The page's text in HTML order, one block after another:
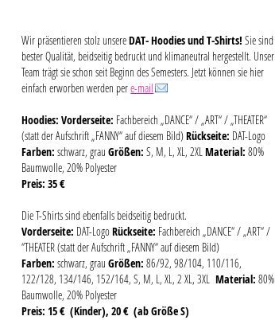
Wir präsentieren stolz unsereDAT- Hoodies und T-Shirts!Sie sind
bester Qualität, beidseitig bedruckt und klimaneutral hergestellt. Unser
Team trägt sie schon seit Beginn des Semesters. Jetzt können sie hier
einfach erworben werden pere-mail
Hoodies: Vorderseite: Fachbereich „DANCE“ / „ART“ / „THEATER“
(statt der Aufschrift „FANNY“ auf diesem Bild)Rückseite: DAT-Logo
Farben: schwarz, grauGrößen: S, M, L, XL, 2XLMaterial:80%
Baumwolle, 20% Polyester
Preis: 35 €
Die T-Shirts sind ebenfalls beidseitig bedruckt.
Vorderseite: DAT-LogoRückseite: Fachbereich „DANCE“ / „ART“ /
“THEATER (statt der Aufschrift „FANNY“ auf diesem Bild)
Farben: schwarz, grauGrößen: 86/92, 98/104, 110/116,
122/128, 134/146, 152/164, S, M, L, XL, 2 XL, 3XLMaterial:80%
Baumwolle, 20% Polyester
Preis: 15 € (Kinder), 20 € (ab Größe S)